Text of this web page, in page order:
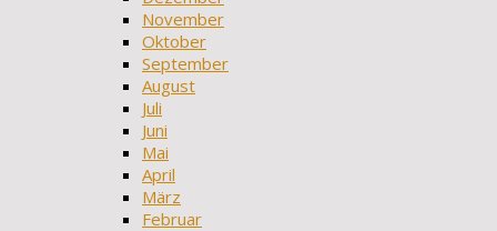
November
Oktober
September
August
Juli
Juni
Mai
April
März
Februar